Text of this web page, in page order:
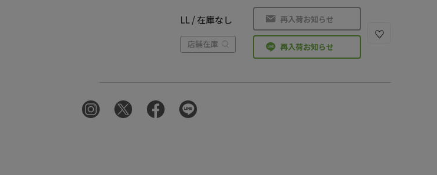
LL / 在庫なし
店舗在庫
再入荷お知らせ
再入荷お知らせ